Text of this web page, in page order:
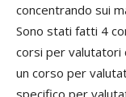
concentrando sui
Sono stati fatti 4
corsi per valutatori
un corso per
specifico per